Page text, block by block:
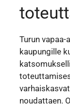
Turun
kaupungille
noudattaen.